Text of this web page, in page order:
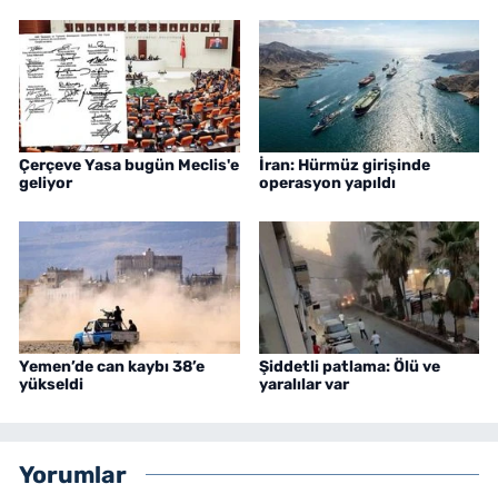
Çerçeve Yasa bugün Meclis'e
geliyor
İran: Hürmüz girişinde
operasyon yapıldı
Yemen’de can kaybı 38’e
yükseldi
Şiddetli patlama: Ölü ve
yaralılar var
Yorumlar